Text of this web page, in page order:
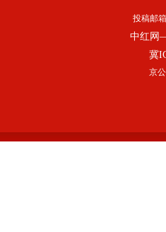
投稿邮
中红网
冀
京